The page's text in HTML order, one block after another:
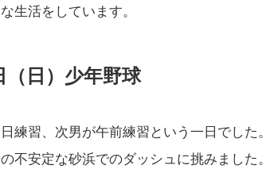
生活をしています。
（日）少年野球
練習、次男が午前練習という一日でした。
不安定な砂浜でのダッシュに挑みました。